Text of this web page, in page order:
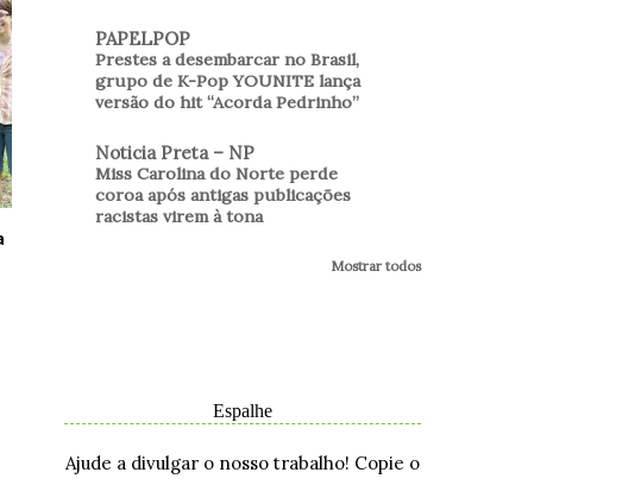
PAPELPOP
Prestes a desembarcar no Brasil,
grupo de K-Pop YOUNITE lança
versão do hit “Acorda Pedrinho”
Noticia Preta – NP
Miss Carolina do Norte perde
coroa após antigas publicações
racistas virem à tona
Mostrar todos
Espalhe
Ajude a divulgar o nosso trabalho! Copie o